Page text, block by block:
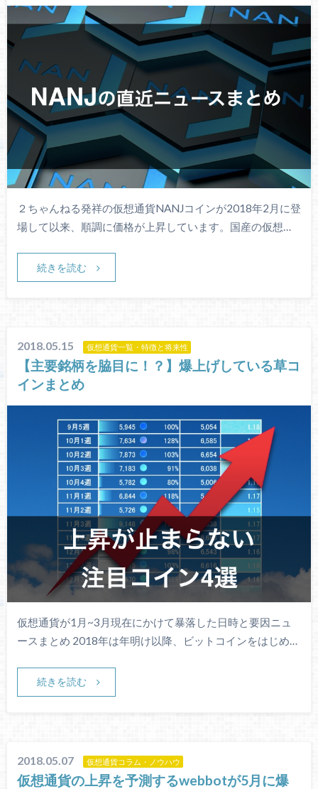
２ちゃんねる発祥の仮想通貨NANJコインが2018年2月に登
場して以来、順調に価格が上昇しています。国産の仮想…
続きを読む
2018.05.15 仮想通貨一覧・特徴と将来性
【主要銘柄を脇目に！？】爆上げしている草コ
インまとめ
仮想通貨が1月~3月現在にかけて暴落した日時と要因ニュ
ースまとめ 2018年は年明け以降、ビットコインをはじめ…
続きを読む
2018.05.07 仮想通貨コラム・ノウハウ
仮想通貨の上昇を予測するwebbotが5月に爆